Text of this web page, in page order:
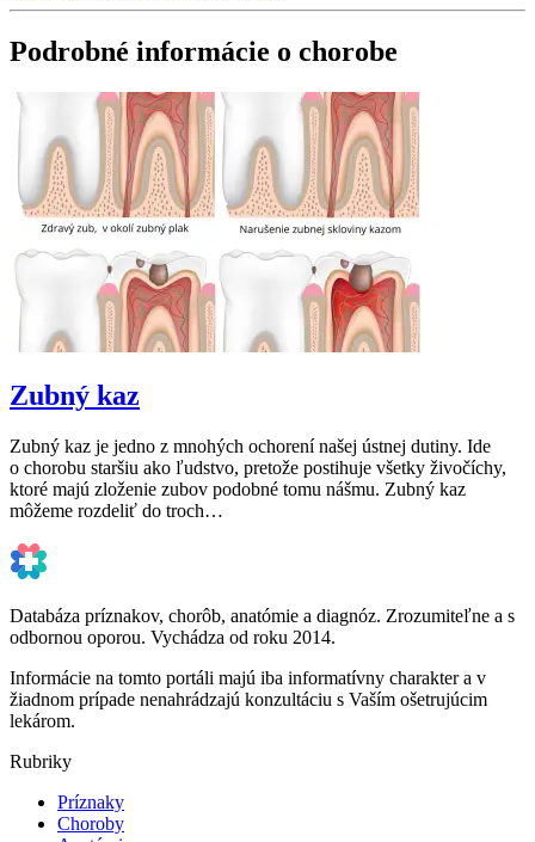
Podrobné informácie o chorobe
Zubný kaz
Zubný kaz je jedno z mnohých ochorení našej ústnej dutiny. Ide
o chorobu staršiu ako ľudstvo, pretože postihuje všetky živočíchy,
ktoré majú zloženie zubov podobné tomu nášmu. Zubný kaz
môžeme rozdeliť do troch…
Databáza príznakov, chorôb, anatómie a diagnóz. Zrozumiteľne a s
odbornou oporou. Vychádza od roku 2014.
Informácie na tomto portáli majú iba informatívny charakter a v
žiadnom prípade nenahrádzajú konzultáciu s Vaším ošetrujúcim
lekárom.
Rubriky
Príznaky
Choroby